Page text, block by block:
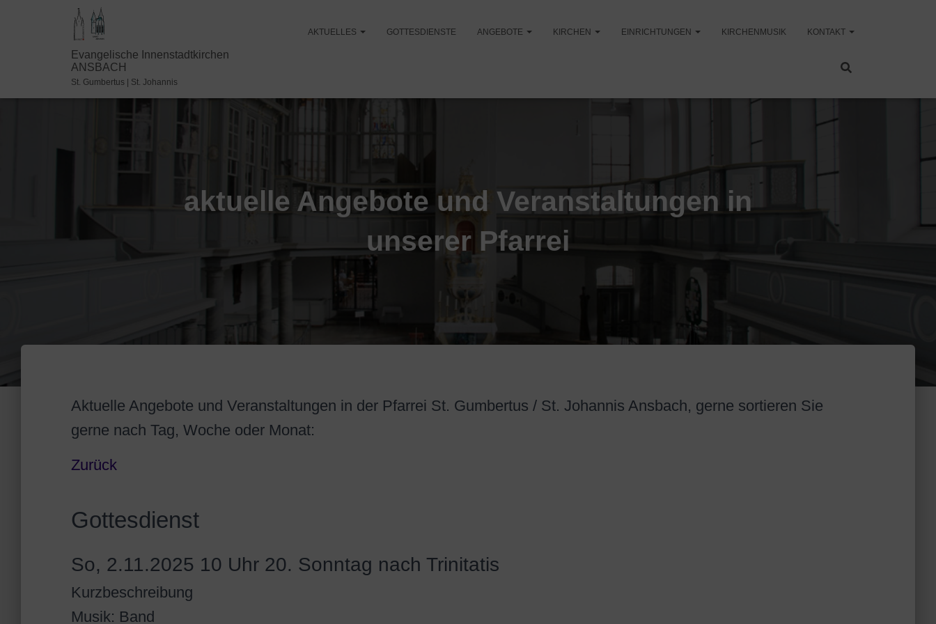
Evangelische Innenstadtkirchen
ANSBACH
St. Gumbertus | St. Johannis
AKTUELLES GOTTESDIENSTE ANGEBOTE KIRCHEN EINRICHTUNGEN KIRCHENMUSIK KONTAKT
aktuelle Angebote und Veranstaltungen in
unserer Pfarrei
Aktuelle Angebote und Veranstaltungen in der Pfarrei St. Gumbertus / St. Johannis Ansbach, gerne sortieren Sie
gerne nach Tag, Woche oder Monat:
Zurück
Gottesdienst
So, 2.11.2025 10 Uhr 20. Sonntag nach Trinitatis
Kurzbeschreibung
Musik: Band